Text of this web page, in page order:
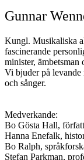
Gunnar
Kungl. Musikaliska
fascinerande
minister, ämbetsman
Vi bjuder på levande
och sånger.
Medverkande:
Bo Gösta Hall,
Hanna Enefalk,
Bo Ralph,
Stefan Parkman,